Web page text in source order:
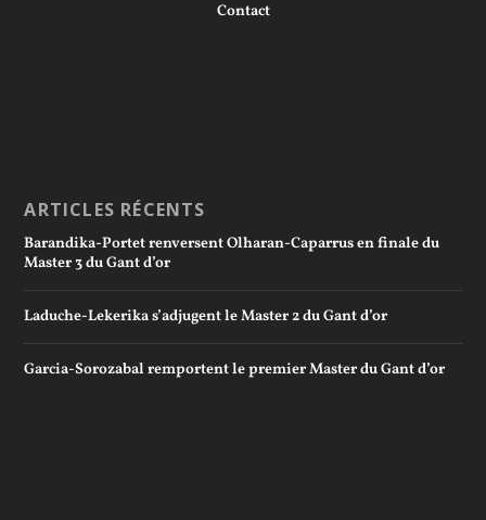
Contact
ARTICLES RÉCENTS
Barandika-Portet renversent Olharan-Caparrus en finale du
Master 3 du Gant d’or
Laduche-Lekerika s’adjugent le Master 2 du Gant d’or
Garcia-Sorozabal remportent le premier Master du Gant d’or